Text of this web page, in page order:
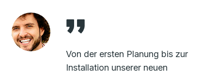
Von der ersten Planung bis zur
Installation unserer neuen